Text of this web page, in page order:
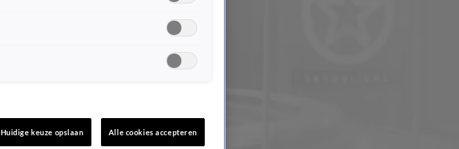
Huidige keuze opslaan Alle cookies accepteren